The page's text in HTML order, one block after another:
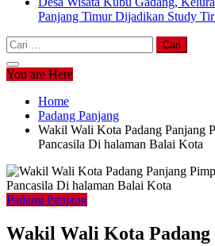
Panjang Timur Dijadikan Study
Cari
untuk:
You are Here
Home
Padang Panjang
Wakil Wali Kota Padang Panjang
Pancasila Di halaman Balai Kota
Padang Panjang
Wakil Wali Kota